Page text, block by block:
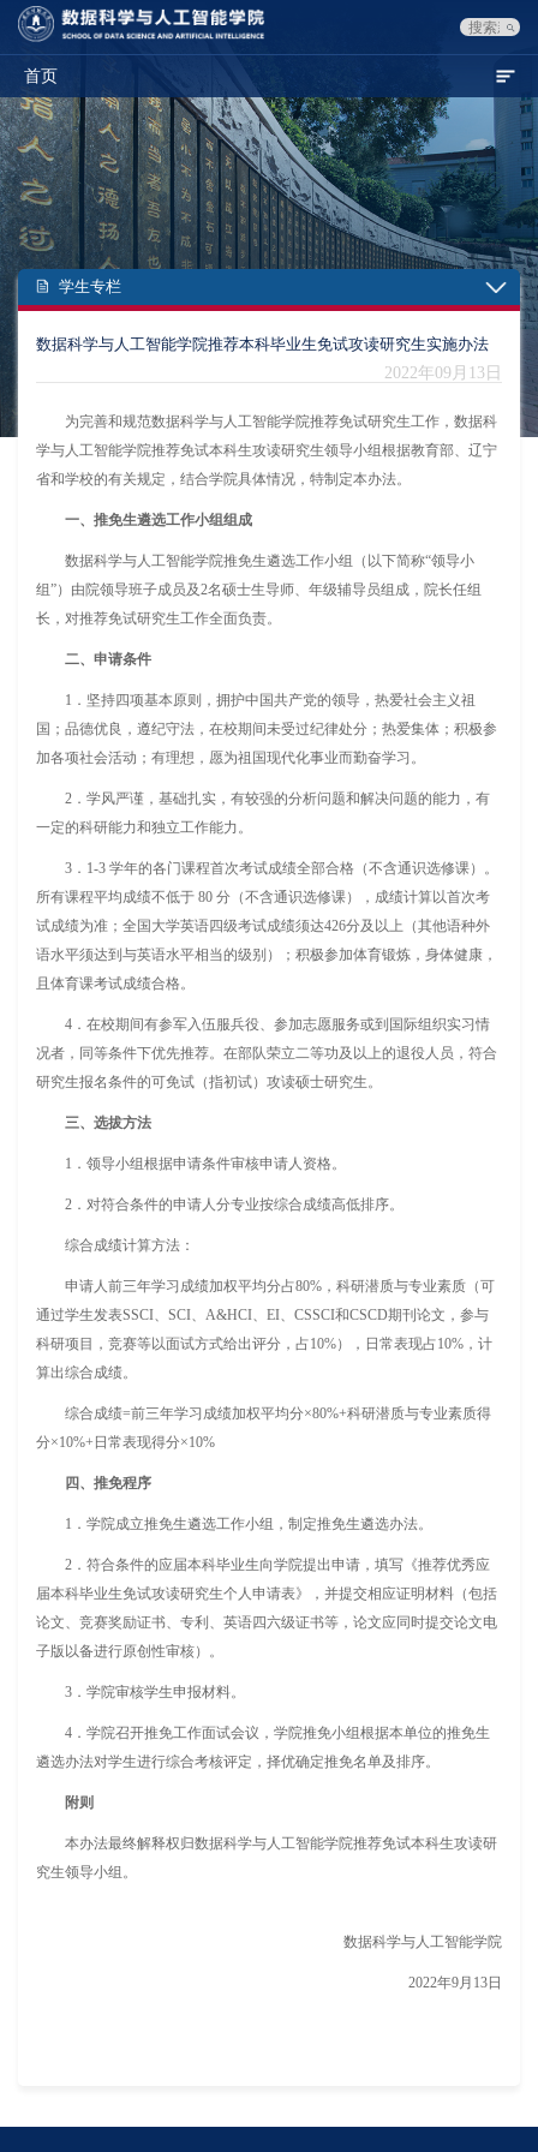
首页
学生专栏
数据科学与人工智能学院推荐本科毕业生免试攻读研究生实施办法
2022年09月13日
为完善和规范数据科学与人工智能学院推荐免试研究生工作，数据科
学与人工智能学院推荐免试本科生攻读研究生领导小组根据教育部、辽宁
省和学校的有关规定，结合学院具体情况，特制定本办法。
一、推免生遴选工作小组组成
数据科学与人工智能学院推免生遴选工作小组（以下简称“领导小
组”）由院领导班子成员及2名硕士生导师、年级辅导员组成，院长任组
长，对推荐免试研究生工作全面负责。
二、申请条件
1．坚持四项基本原则，拥护中国共产党的领导，热爱社会主义祖
国；品德优良，遵纪守法，在校期间未受过纪律处分；热爱集体；积极参
加各项社会活动；有理想，愿为祖国现代化事业而勤奋学习。
2．学风严谨，基础扎实，有较强的分析问题和解决问题的能力，有
一定的科研能力和独立工作能力。
3 ． 1-3 学年的各门课程首次考试成绩全部合格（不含通识选修课）。
所有课程平均成绩不低于 80 分（不含通识选修课），成绩计算以首次考
试成绩为准；全国大学英语四级考试成绩须达426分及以上（其他语种外
语水平须达到与英语水平相当的级别）；积极参加体育锻炼，身体健康，
且体育课考试成绩合格。
4 ． 在校期间有参军入伍服兵役、参加志愿服务或到国际组织实习情
况者，同等条件下优先推荐。在部队荣立二等功及以上的退役人员，符合
研究生报名条件的可免试（指初试）攻读硕士研究生。
三、选拔方法
1 ． 领导小组根据申请条件审核申请人资格。
2 ． 对符合条件的申请人分专业按综合成绩高低排序。
综合成绩计算方法：
申请人前三年学习成绩加权平均分占80%，科研潜质与专业素质（可
通过学生发表SSCI、SCI、A&HCI、EI、CSSCI和CSCD期刊论文，参与
科研项目，竞赛等以面试方式给出评分，占10%），日常表现占10%，计
算出综合成绩。
综合成绩=前三年学习成绩加权平均分×80%+科研潜质与专业素质得
分×10%+日常表现得分×10%
四、推免程序
1 ． 学院成立推免生遴选工作小组，制定推免生遴选办法。
2 ． 符合条件的应届本科毕业生向学院提出申请，填写《推荐优秀应
届本科毕业生免试攻读研究生个人申请表》，并提交相应证明材料（包括
论文、竞赛奖励证书、专利、英语四六级证书等，论文应同时提交论文电
子版以备进行原创性审核）。
3 ． 学院审核学生申报材料。
4 ． 学院召开推免工作面试会议，学院推免小组根据本单位的推免生
遴选办法对学生进行综合考核评定，择优确定推免名单及排序。
附则
本办法最终解释权归数据科学与人工智能学院推荐免试本科生攻读研
究生领导小组。
数据科学与人工智能学院
2022年9月13日